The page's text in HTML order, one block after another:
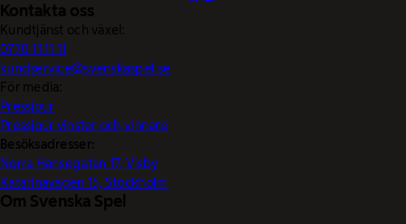
Kontakta oss
Kundtjänst och växel:
0770-11 11 11
kundservice@svenskaspel.se
För media:
Pressjour
Pressjour vinster och vinnare
Besöksadresser:
Norra Hansegatan 17, Visby
Katarinavägen 15, Stockholm
Om Svenska Spel